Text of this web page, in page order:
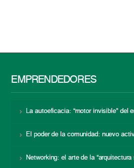
EMPRENDEDORES
La autoeficacia: “motor invisible” del
El poder de la comunidad: nuevo
Networking: el arte de la “arquitectura